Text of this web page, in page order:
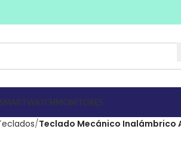
SMARTWATCHMONITORES
Teclado Mecánico Inalámbrico